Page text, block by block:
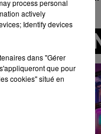
A
process personal
actively
Identify devices
dans "Gérer
que pour
cookies" situé en